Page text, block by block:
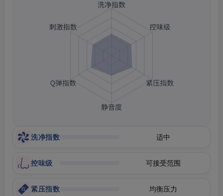
洗净指数 适中
控味级 可接受范围
紧压指数 均衡压力